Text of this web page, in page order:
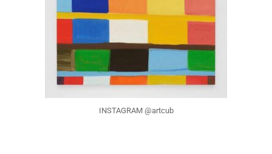
INSTAGRAM @artcub